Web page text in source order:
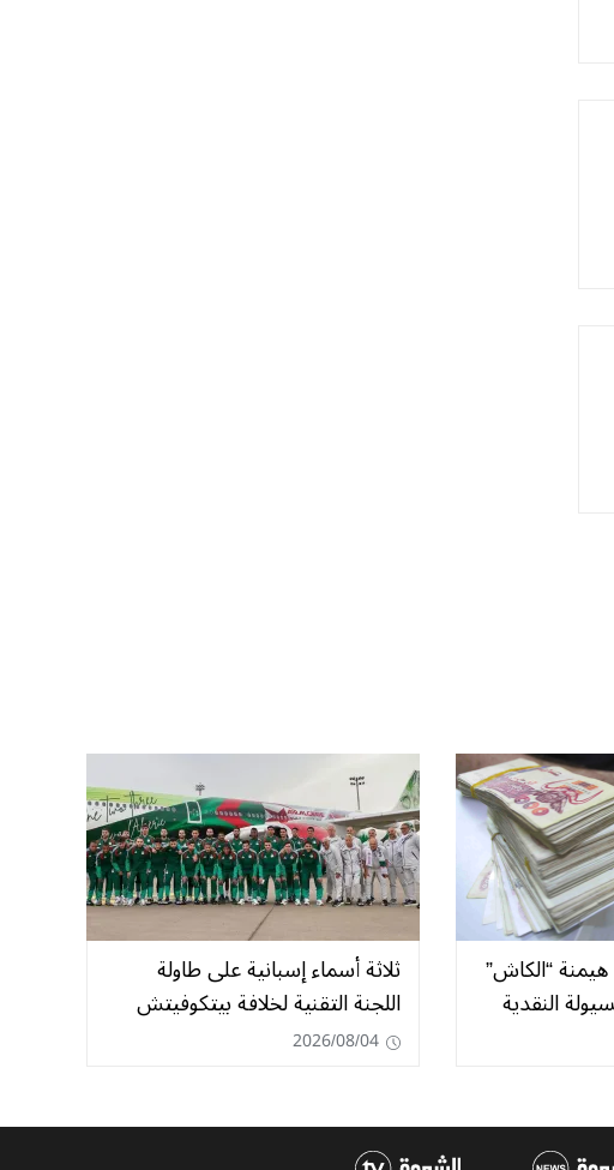
“الكاش”
النقدية
ثلاثة أسماء إسبانية على طاولة
اللجنة التقنية لخلافة بيتكوفيتش
2026/08/04